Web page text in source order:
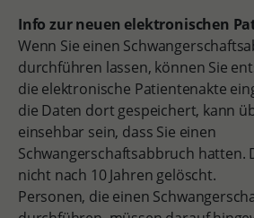
Info zur neuen elektronischen
Wenn Sie einen
durchführen lassen, können Sie
die elektronische Patientenakte
die Daten dort gespeichert, kann
einsehbar sein, dass Sie einen
Schwangerschaftsabbruch hatten.
nicht nach 10 Jahren gelöscht.
Personen, die einen